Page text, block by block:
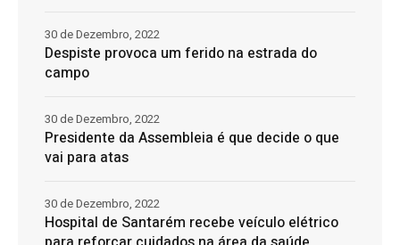
Despiste provoca um ferido na estrada do
campo
30 de Dezembro, 2022
Presidente da Assembleia é que decide o que
vai para atas
30 de Dezembro, 2022
Hospital de Santarém recebe veículo elétrico
30 de Dezembro, 2022